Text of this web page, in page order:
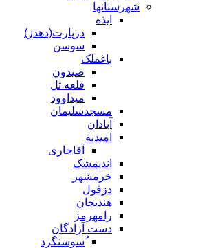
شهرستانها
ایذه
دزپارت(دهدز)
سوسن
باغملک
صیدون
قلعه تل
میداوود
مسجدسلیمان
آبادان
امیدیه
آقاجاری
اندیمشک
خرمشهر
دزفول
هندیجان
رامهرمز
دست آزادگان
ُسوسنگرد